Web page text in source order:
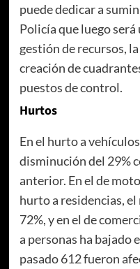
puede dedicar a
Policía que luego
gestión de recursos, la
creación de
puestos de control.
Hurtos
En el hurto a
disminución del 29%
anterior. En el de
hurto a residencias,
72%, y en el de
a personas ha bajado
pasado 612 fueron